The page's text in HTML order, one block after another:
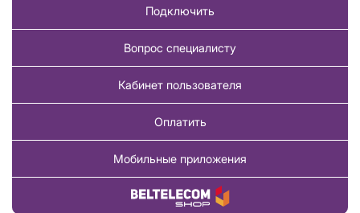
Подключить
Вопрос специалисту
Кабинет пользователя
Оплатить
Мобильные приложения
Купить товар